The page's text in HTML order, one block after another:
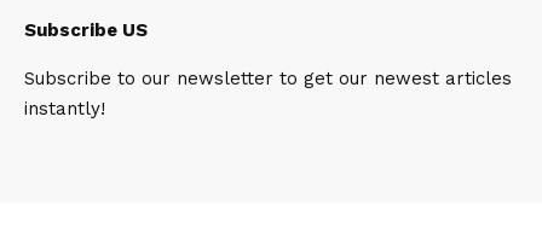
Subscribe US
Subscribe to our newsletter to get our newest articles
instantly!